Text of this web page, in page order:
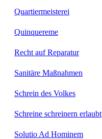
Quartiermeisterei
Quinquereme
Recht auf Reparatur
Sanitäre Maßnahmen
Schrein des Volkes
Schreine schreinern erlaubt
Solutio Ad Hominem